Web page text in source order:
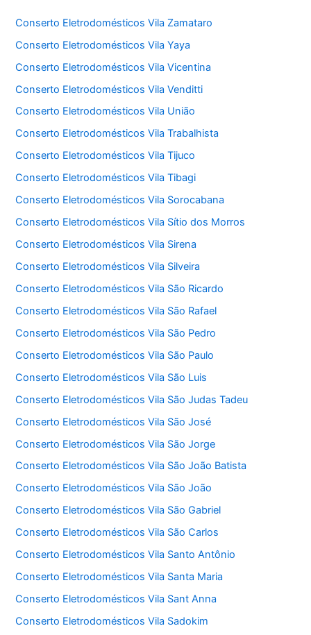
Conserto Eletrodomésticos Vila Zamataro
Conserto Eletrodomésticos Vila Yaya
Conserto Eletrodomésticos Vila Vicentina
Conserto Eletrodomésticos Vila Venditti
Conserto Eletrodomésticos Vila União
Conserto Eletrodomésticos Vila Trabalhista
Conserto Eletrodomésticos Vila Tijuco
Conserto Eletrodomésticos Vila Tibagi
Conserto Eletrodomésticos Vila Sorocabana
Conserto Eletrodomésticos Vila Sítio dos Morros
Conserto Eletrodomésticos Vila Sirena
Conserto Eletrodomésticos Vila Silveira
Conserto Eletrodomésticos Vila São Ricardo
Conserto Eletrodomésticos Vila São Rafael
Conserto Eletrodomésticos Vila São Pedro
Conserto Eletrodomésticos Vila São Paulo
Conserto Eletrodomésticos Vila São Luis
Conserto Eletrodomésticos Vila São Judas Tadeu
Conserto Eletrodomésticos Vila São José
Conserto Eletrodomésticos Vila São Jorge
Conserto Eletrodomésticos Vila São João Batista
Conserto Eletrodomésticos Vila São João
Conserto Eletrodomésticos Vila São Gabriel
Conserto Eletrodomésticos Vila São Carlos
Conserto Eletrodomésticos Vila Santo Antônio
Conserto Eletrodomésticos Vila Santa Maria
Conserto Eletrodomésticos Vila Sant Anna
Conserto Eletrodomésticos Vila Sadokim